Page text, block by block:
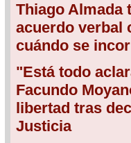
Thiago Almada
acuerdo verbal
cuándo se
"Está todo
Facundo
libertad tras
Justicia